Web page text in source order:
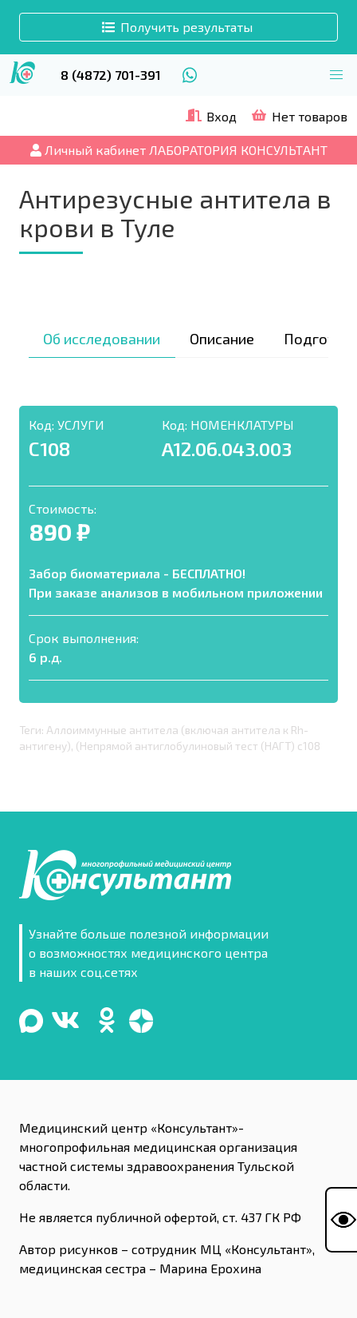
Получить результаты
8 (4872) 701-391
Вход Нет товаров
Личный кабинет ЛАБОРАТОРИЯ КОНСУЛЬТАНТ
Антирезусные антитела в
крови в Туле
Об исследовании Описание
Код: УСЛУГИ
С108
Код: НОМЕНКЛАТУРЫ
A12.06.043.003
Стоимость:
890 ₽
Забор биоматериала - БЕСПЛАТНО!
При заказе анализов в мобильном приложении
Срок выполнения:
6 р.д.
Теги: Аллоиммунные антитела (включая антитела к Rh-
антигену), (Непрямой антиглобулиновый тест (НАГТ) с108
Узнайте больше полезной информации
о возможностях медицинского центра
в наших соц.сетях
Медицинский центр «Консультант»-
многопрофильная медицинская организация
частной системы здравоохранения Тульской
области.
Не является публичной офертой, ст. 437 ГК РФ
Автор рисунков – сотрудник МЦ «Консультант»,
медицинская сестра – Марина Ерохина